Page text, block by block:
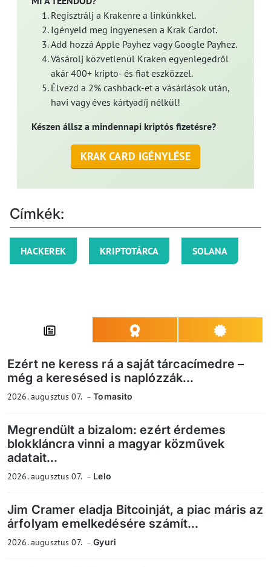
Regisztrálj a Krakenre a linkünkkel.
Igényeld meg ingyenesen a Krak Cardot.
Add hozzá Apple Payhez vagy Google Payhez.
Vásárolj közvetlenül Kraken egyenlegedről
akár 400+ kripto- és fiat eszközzel.
Élvezd a 2% cashback-et a vásárlások után,
havi vagy éves kártyadíj nélkül!
Készen állsz a mindennapi kriptós fizetésre?
KRAK CARD IGÉNYLÉSE
Címkék:
HACKEREK KRIPTOTÁRCA SOLANA
Ezért ne keress rá a saját tárcacímedre –
még a keresésed is naplózzák...
2026. augusztus 07. Tomasito
Megrendült a bizalom: ezért érdemes
blokkláncra vinni a magyar közművek
adatait...
2026. augusztus 07. Lelo
Jim Cramer eladja Bitcoinját, a piac máris az
árfolyam emelkedésére számít...
2026. augusztus 07. Gyuri